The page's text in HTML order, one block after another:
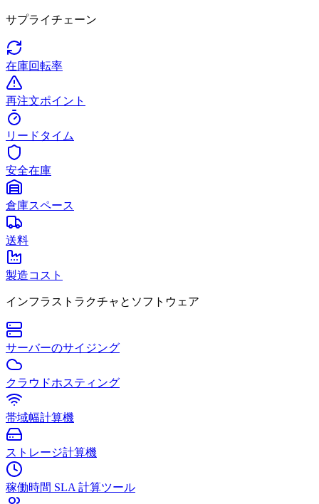
サプライチェーン
在庫回転率
再注文ポイント
リードタイム
安全在庫
倉庫スペース
送料
製造コスト
インフラストラクチャとソフトウェア
サーバーのサイジング
クラウドホスティング
帯域幅計算機
ストレージ計算機
稼働時間 SLA 計算ツール